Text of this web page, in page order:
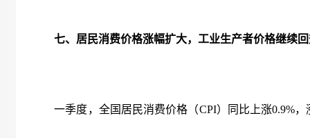
七、居民消费价格涨幅扩大，工业生产者价格继续回
一季度，全国居民消费价格（CPI）同比上涨0.9%，